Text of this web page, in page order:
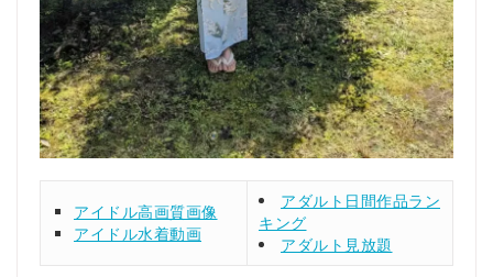
アイドル高画質画像
アイドル水着動画
アダルト日間作品ラン
キング
アダルト見放題